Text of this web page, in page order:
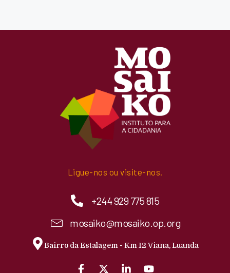
Ligue-nos ou visite-nos.
+244 929 775 815
mosaiko@mosaiko.op.org
Bairro da Estalagem - Km 12 Viana, Luanda